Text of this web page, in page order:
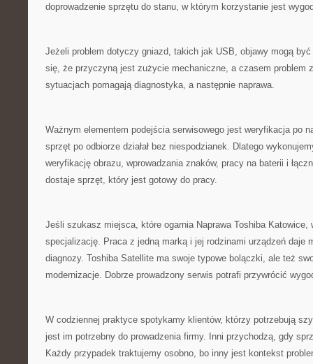
doprowadzenie sprzętu do stanu, w którym korzystanie jest
Jeżeli problem dotyczy gniazd, takich jak USB, objawy mogą
się, że przyczyną jest zużycie mechaniczne, a czasem problem
sytuacjach pomagają diagnostyka, a następnie naprawa.
Ważnym elementem podejścia serwisowego jest weryfikacja po
sprzęt po odbiorze działał bez niespodzianek. Dlatego
weryfikację obrazu, wprowadzania znaków, pracy na baterii i
dostaje sprzęt, który jest gotowy do pracy.
Jeśli szukasz miejsca, które ogarnia Naprawa Toshiba Katowice,
specjalizację. Praca z jedną marką i jej rodzinami urządzeń daje
diagnozy. Toshiba Satellite ma swoje typowe bolączki, ale też
modernizacje. Dobrze prowadzony serwis potrafi przywrócić
W codziennej praktyce spotykamy klientów, którzy potrzebują
jest im potrzebny do prowadzenia firmy. Inni przychodzą, gdy
Każdy przypadek traktujemy osobno, bo inny jest kontekst